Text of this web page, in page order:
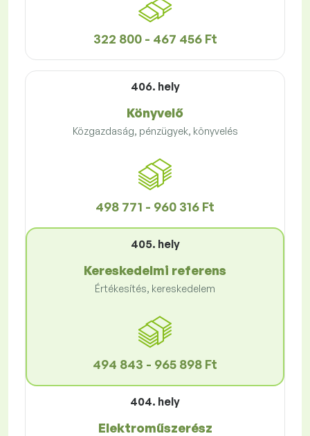
322 800 - 467 456 Ft
406. hely
Könyvelő
Közgazdaság, pénzügyek, könyvelés
498 771 - 960 316 Ft
405. hely
Kereskedelmi referens
Értékesítés, kereskedelem
494 843 - 965 898 Ft
404. hely
Elektroműszerész